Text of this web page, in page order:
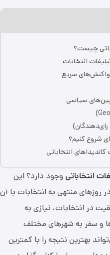
چیست؟
انتخابات
سیاسی
شروع کنیم؟
انتخاباتی
انتخاباتی وجود دارد؟ این
روزهای منتهی به انتخابات با آن
در انتخابات، نیازی به
و سفر به شهرهای مختلف
بهترین نتیجه را با کمترین